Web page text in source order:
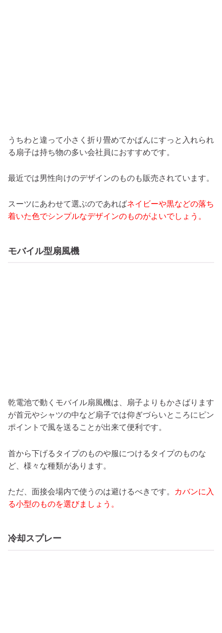
うちわと違って小さく折り畳めてかばんにすっと入れられ
る扇子は持ち物の多い会社員におすすめです。
最近では男性向けのデザインのものも販売されています。
スーツにあわせて選ぶのであればネイビーや黒などの落ち
着いた色でシンプルなデザインのものがよいでしょう。
モバイル型扇風機
乾電池で動くモバイル扇風機は、扇子よりもかさばります
が首元やシャツの中など扇子では仰ぎづらいところにピン
ポイントで風を送ることが出来て便利です。
首から下げるタイプのものや服につけるタイプのものな
ど、様々な種類があります。
ただ、面接会場内で使うのは避けるべきです。
カバンに入
る小型のものを選びましょう。
冷却スプレー